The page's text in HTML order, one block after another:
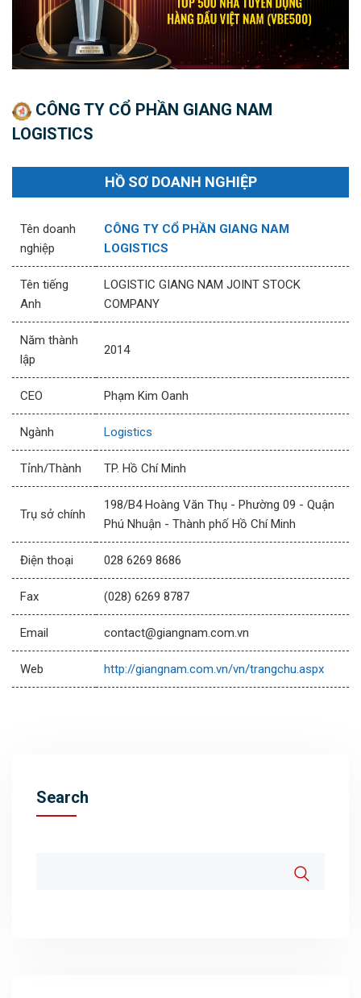
CÔNG TY CỔ PHẦN GIANG NAM
LOGISTICS
HỒ SƠ DOANH NGHIỆP
Tên doanh
nghiệp
CÔNG TY CỔ PHẦN GIANG NAM
LOGISTICS
Tên tiếng
Anh
LOGISTIC GIANG NAM JOINT STOCK
COMPANY
Năm thành
lập
2014
CEO Phạm Kim Oanh
Ngành Logistics
Tỉnh/Thành TP. Hồ Chí Minh
Trụ sở chính
198/B4 Hoàng Văn Thụ - Phường 09 - Quận
Phú Nhuận - Thành phố Hồ Chí Minh
Điện thoại 028 6269 8686
Fax (028) 6269 8787
Email contact@giangnam.com.vn
Web http://giangnam.com.vn/vn/trangchu.aspx
Search